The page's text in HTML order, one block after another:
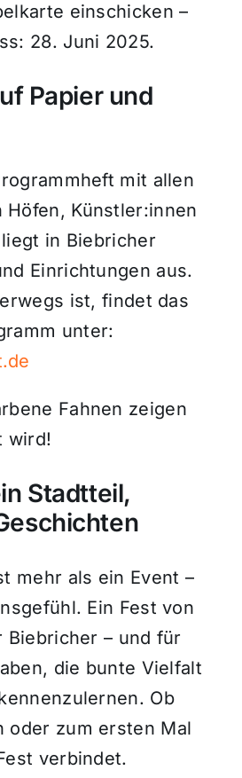
einschicken –
28. Juni 2025.
Papier und
mit allen
Höfen, Künstler:innen
in Biebricher
Einrichtungen aus.
ist, findet das
unter:
Fahnen zeigen
wird!
Stadtteil,
mehr als ein Event –
Ein Fest von
Biebricher – und für
die bunte Vielfalt
Ob
oder zum ersten Mal
verbindet.